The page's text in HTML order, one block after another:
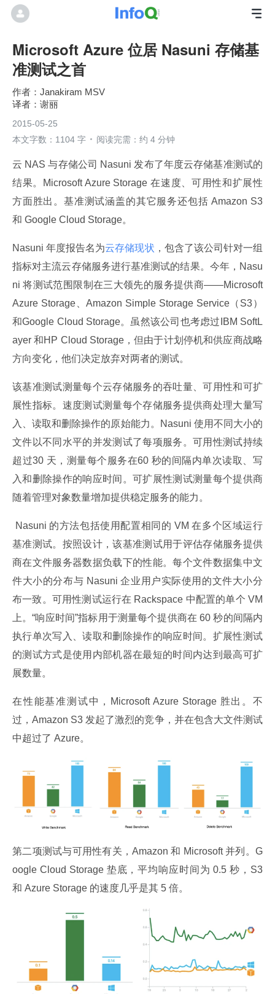
Microsoft Azure 位居 Nasuni 存储基
准测试之首
Janakiram MSV
谢丽
2015-05-25
本文字数：1104 字
阅读完需：约 4 分钟
云 NAS 与存储公司 Nasuni 发布了年度云存储基准测试的
结果。Microsoft Azure Storage 在速度、可用性和扩展性
方面胜出。基准测试涵盖的其它服务还包括 Amazon S3
和 Google Cloud Storage。
Nasuni 年度报告名为云存储现状 ，包含了该公司针对一组
指标对主流云存储服务进行基准测试的结果。今年，Nasu
ni 将测试范围限制在三大领先的服务提供商——Microsoft
Azure Storage、Amazon Simple Storage Service（S3）
和Google Cloud Storage。虽然该公司也考虑过IBM SoftL
ayer 和HP Cloud Storage，但由于计划停机和供应商战略
方向变化，他们决定放弃对两者的测试。
该基准测试测量每个云存储服务的吞吐量、可用性和可扩
展性指标。速度测试测量每个存储服务提供商处理大量写
入、读取和删除操作的原始能力。Nasuni 使用不同大小的
文件以不同水平的并发测试了每项服务。可用性测试持续
超过30 天，测量每个服务在60 秒的间隔内单次读取、写
入和删除操作的响应时间。可扩展性测试测量每个提供商
随着管理对象数量增加提供稳定服务的能力。
基准测试。按照设计，该基准测试用于评估存储服务提供
商在文件服务器数据负载下的性能。每个文件数据集中文
件大小的分布与 Nasuni 企业用户实际使用的文件大小分
布一致。可用性测试运行在 Rackspace 中配置的单个 VM
上。“响应时间”指标用于测量每个提供商在 60 秒的间隔内
执行单次写入、读取和删除操作的响应时间。扩展性测试
的测试方式是使用内部机器在最短的时间内达到最高可扩
展数量。
在性能基准测试中，Microsoft Azure Storage 胜出。不
过，Amazon S3 发起了激烈的竞争，并在包含大文件测试
中超过了 Azure。
第二项测试与可用性有关，Amazon 和 Microsoft 并列。G
oogle Cloud Storage 垫底，平均响应时间为 0.5 秒，S3
和 Azure Storage 的速度几乎是其 5 倍。